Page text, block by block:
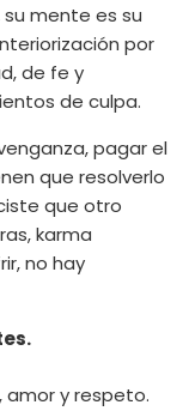
mente es su
por
de fe y
de culpa.
pagar el
que resolverlo
que otro
karma
no hay
amor y respeto.